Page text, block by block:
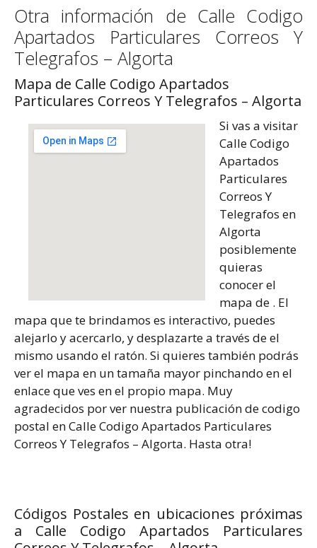
Otra información de Calle Codigo
Apartados Particulares Correos Y
Telegrafos – Algorta
Mapa de Calle Codigo Apartados
Particulares Correos Y Telegrafos – Algorta
Si vas a visitar
Calle Codigo
Apartados
Particulares
Correos Y
Telegrafos en
Algorta
posiblemente
quieras
conocer el
mapa de . El
mapa que te brindamos es interactivo, puedes
alejarlo y acercarlo, y desplazarte a través de el
mismo usando el ratón. Si quieres también podrás
ver el mapa en un tamaña mayor pinchando en el
enlace que ves en el propio mapa. Muy
agradecidos por ver nuestra publicación de codigo
postal en Calle Codigo Apartados Particulares
Correos Y Telegrafos – Algorta. Hasta otra!
Códigos Postales en ubicaciones próximas
a Calle Codigo Apartados Particulares